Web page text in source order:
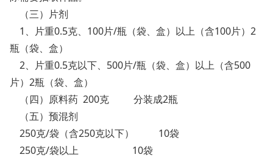
（三）片剂
1、片重0.5克、100片/瓶（袋、盒）以上（含100片）2
瓶（袋、盒）
2、片重0.5克以下、500片/瓶（袋、盒）以上（含500
片）2瓶（袋、盒）
（四）原料药 200克 分装成2瓶
（五）预混剂
250克/袋（含250克以下） 10袋
250克/袋以上 10袋